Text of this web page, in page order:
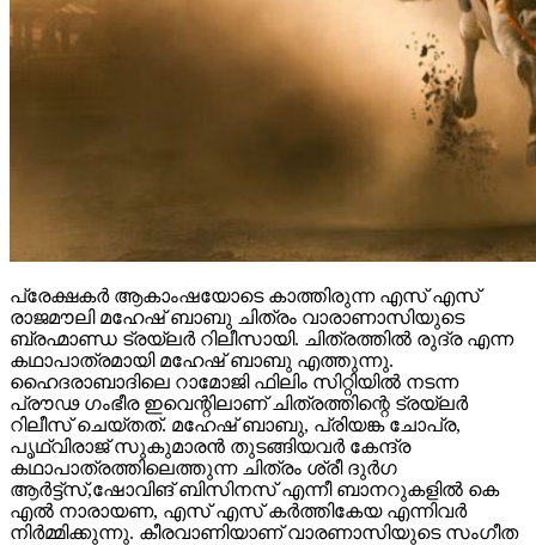
പ്രേക്ഷകർ ആകാംഷയോടെ കാത്തിരുന്ന എസ് എസ്
രാജമൗലി മഹേഷ് ബാബു ചിത്രം വാരാണാസിയുടെ
ബ്രഹ്മാണ്ഡ ട്രയ്ലർ റിലീസായി. ചിത്രത്തിൽ രുദ്ര എന്ന
കഥാപാത്രമായി മഹേഷ് ബാബു എത്തുന്നു.
ഹൈദരാബാദിലെ റാമോജി ഫിലിം സിറ്റിയിൽ നടന്ന
പ്രൗഢ ഗംഭീര ഇവെന്റിലാണ് ചിത്രത്തിന്റെ ട്രയ്ലർ
റിലീസ് ചെയ്തത്. മഹേഷ് ബാബു, പ്രിയങ്ക ചോപ്ര,
പൃഥ്വിരാജ് സുകുമാരൻ തുടങ്ങിയവർ കേന്ദ്ര
കഥാപാത്രത്തിലെത്തുന്ന ചിത്രം ശ്രീ ദുർഗ
ആർട്ട്സ്,ഷോവിങ് ബിസിനസ് എന്നീ ബാനറുകളിൽ കെ
എൽ നാരായണ, എസ് എസ് കർത്തികേയ എന്നിവർ
നിർമ്മിക്കുന്നു. കീരവാണിയാണ് വാരണാസിയുടെ സംഗീത